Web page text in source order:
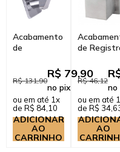
Acabamento
de
Monocomando
para
Banheiro
Oiapoque
Ping...
R$ 131,90
R$ 79,90
no pix
ou em até 1x
de R$ 84,10
ADICIONAR
AO
CARRINHO
de
Quadrado
Mearim
Escovado
R$ 46,12
no
ou em até
de R$
AO